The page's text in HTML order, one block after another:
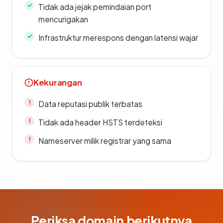
Tidak ada jejak pemindaian port
mencurigakan
Infrastruktur merespons dengan latensi wajar
Kekurangan
Data reputasi publik terbatas
Tidak ada header HSTS terdeteksi
Nameserver milik registrar yang sama